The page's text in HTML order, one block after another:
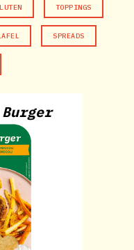
TOPPINGS
SPREADS